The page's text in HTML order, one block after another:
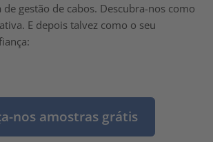
gestão de cabos. Descubra-nos como
E depois talvez como o seu
nos amostras grátis